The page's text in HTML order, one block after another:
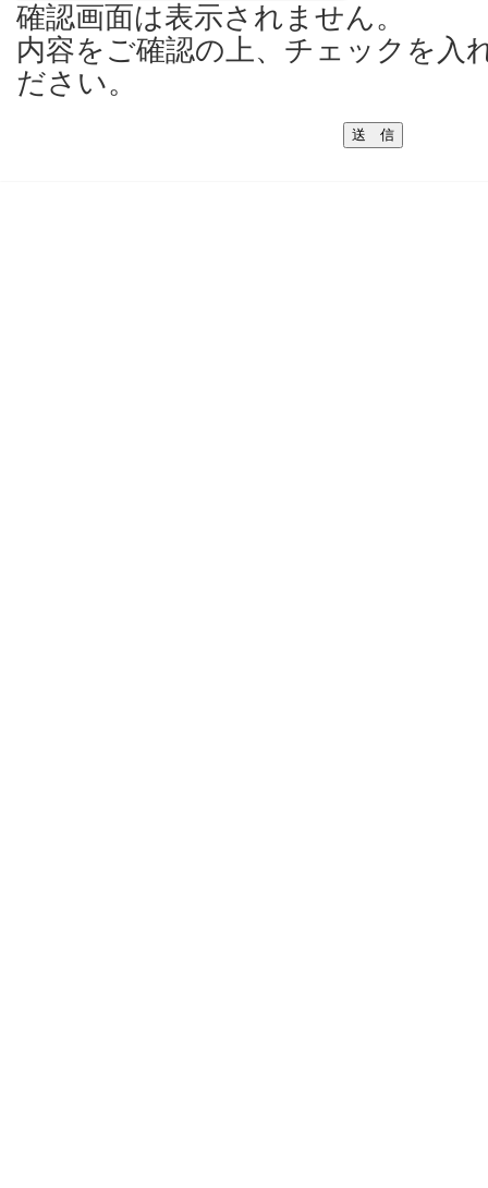
確認画面は表示されません。
内容をご確認の上、チェックを入
ださい。